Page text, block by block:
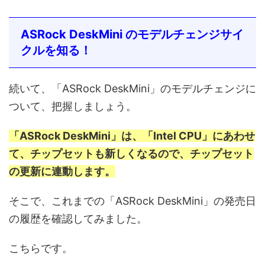
ASRock DeskMini のモデルチェンジサイ
クルを知る！
続いて、「ASRock DeskMini」のモデルチェンジに
ついて、把握しましょう。
「ASRock DeskMini」は、「Intel CPU」にあわせ
て、チップセットも新しくなるので、チップセット
の更新に連動します。
そこで、これまでの「ASRock DeskMini」の発売日
の履歴を確認してみました。
こちらです。